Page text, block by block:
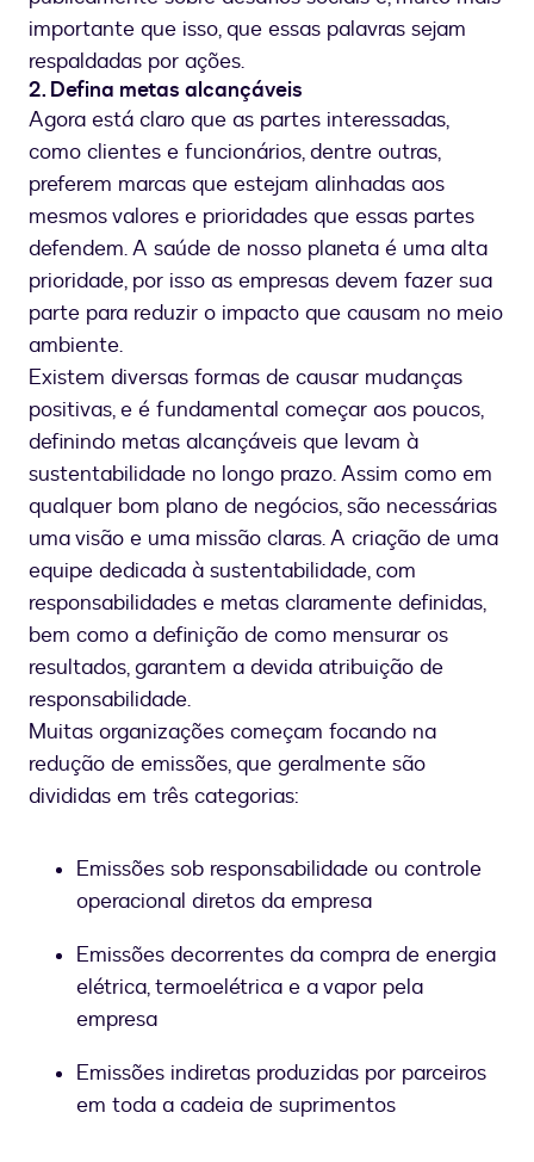
importante que isso, que essas palavras sejam
respaldadas por ações.
2. Defina metas alcançáveis
Agora está claro que as partes interessadas,
como clientes e funcionários, dentre outras,
preferem marcas que estejam alinhadas aos
mesmos valores e prioridades que essas partes
defendem. A saúde de nosso planeta é uma alta
prioridade, por isso as empresas devem fazer sua
parte para reduzir o impacto que causam no meio
ambiente.
Existem diversas formas de causar mudanças
positivas, e é fundamental começar aos poucos,
definindo metas alcançáveis que levam à
sustentabilidade no longo prazo. Assim como em
qualquer bom plano de negócios, são necessárias
uma visão e uma missão claras. A criação de uma
equipe dedicada à sustentabilidade, com
responsabilidades e metas claramente definidas,
bem como a definição de como mensurar os
resultados, garantem a devida atribuição de
responsabilidade.
Muitas organizações começam focando na
redução de emissões, que geralmente são
divididas em três categorias:
Emissões sob responsabilidade ou controle
operacional diretos da empresa
Emissões decorrentes da compra de energia
elétrica, termoelétrica e a vapor pela
empresa
Emissões indiretas produzidas por parceiros
em toda a cadeia de suprimentos